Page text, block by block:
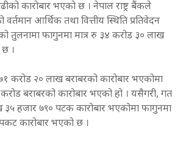
कारोबार भएको छ । नेपाल राष्ट्र बैंकले
आर्थिक तथा वित्तीय स्थिति प्रतिवेदन
तुलनामा फागुनमा मात्र रु ३४ करोड ३० लाख
।
करोड २० लाख बराबरको कारोबार भएकोमा
बराबरको कारोबार भएको हो । यसैगरी, गत
३५ हजार ७९० पटक कारोबार भएकोमा फागुनमा
कारोबार भएको छ ।